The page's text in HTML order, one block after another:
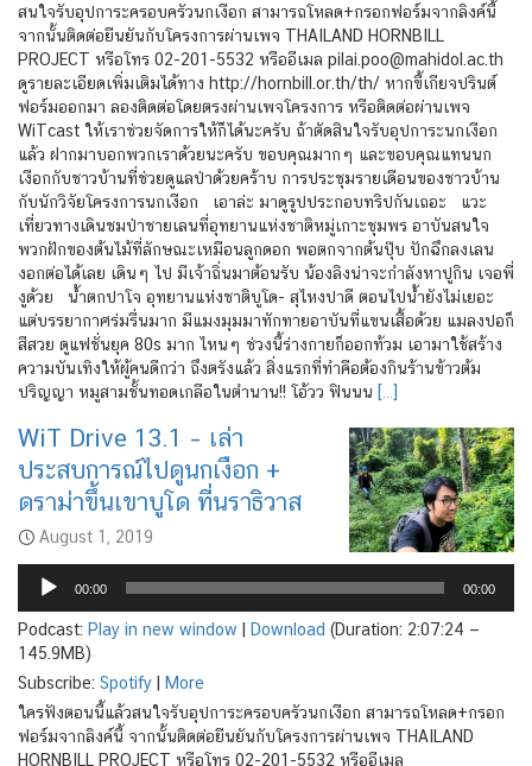
สนใจรับอุปการะครอบครัวนกเงือก สามารถโหลด+กรอกฟอร์มจากลิงค์นี้
จากนั้นติดต่อยืนยันกับโครงการผ่านเพจ THAILAND HORNBILL
PROJECT หรือโทร 02-201-5532 หรืออีเมล pilai.poo@mahidol.ac.th
ดูรายละเอียดเพิ่มเติมได้ทาง http://hornbill.or.th/th/ หากขี้เกียจปรินต์
ฟอร์มออกมา ลองติดต่อโดยตรงผ่านเพจโครงการ หรือติดต่อผ่านเพจ
WiTcast ให้เราช่วยจัดการให้ก็ได้นะครับ ถ้าตัดสินใจรับอุปการะนกเงือก
แล้ว ฝากมาบอกพวกเราด้วยนะครับ ขอบคุณมากๆ และขอบคุณแทนนก
เงือกกับชาวบ้านที่ช่วยดูแลป่าด้วยคร้าบ การประชุมรายเดือนของชาวบ้าน
กับนักวิจัยโครงการนกเงือก เอาล่ะ มาดูรูปประกอบทริปกันเถอะ แวะ
เที่ยวทางเดินชมป่าชายเลนที่อุทยานแห่งชาติหมู่เกาะชุมพร อาบันสนใจ
พวกฝักของต้นไม้ที่ลักษณะเหมือนลูกดอก พอตกจากต้นปุ๊บ ปักฉึกลงเลน
งอกต่อได้เลย เดินๆ ไป มีเจ้าถิ่นมาต้อนรับ น้องลิงน่าจะกำลังหาปูกิน เจอพี่
งูด้วย น้ำตกปาโจ อุทยานแห่งชาติบูโด- สุไหงปาดี ตอนไปน้ำยังไม่เยอะ
แต่บรรยากาศร่มรื่นมาก มีแมงมุมมาทักทายอาบันที่แขนเสื้อด้วย แมลงปอก็
สีสวย ดูแฟชั่นยุค 80s มาก ไหนๆ ช่วงนี้ร่างกายก็ออกท้วม เอามาใช้สร้าง
ความบันเทิงให้ผู้คนดีกว่า ถึงตรังแล้ว สิ่งแรกที่ทำคือต้องกินร้านข้าวต้ม
ปริญญา หมูสามชั้นทอดเกลือในตำนาน!! โอ้วว ฟินนน […]
WiT Drive 13.1 – เล่า
ประสบการณ์ไปดูนกเงือก +
ดราม่าขึ้นเขาบูโด ที่นราธิวาส
August 1, 2019
Audio
Player
00:00 00:00
Podcast: Play in new window | Download (Duration: 2:07:24 —
145.9MB)
Subscribe: Spotify | More
ใครฟังตอนนี้แล้วสนใจรับอุปการะครอบครัวนกเงือก สามารถโหลด+กรอก
ฟอร์มจากลิงค์นี้ จากนั้นติดต่อยืนยันกับโครงการผ่านเพจ THAILAND
HORNBILL PROJECT หรือโทร 02-201-5532 หรืออีเมล